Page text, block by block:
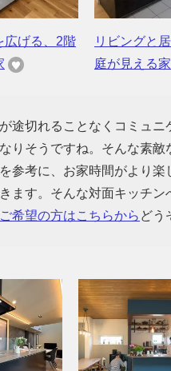
広げる、2階
リビングと
庭が見える家
途切れることなくコミュ
りそうですね。そんな素
参考に、お家時間がより
ます。そんな対面キッチ
ご希望の方はこちらから どう